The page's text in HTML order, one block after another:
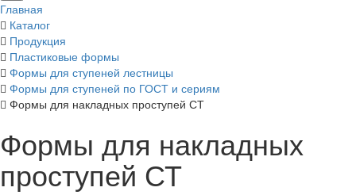
Главная
Каталог
Продукция
Пластиковые формы
Формы для ступеней лестницы
Формы для ступеней по ГОСТ и сериям
Формы для накладных проступей СТ
Формы для накладных
проступей СТ